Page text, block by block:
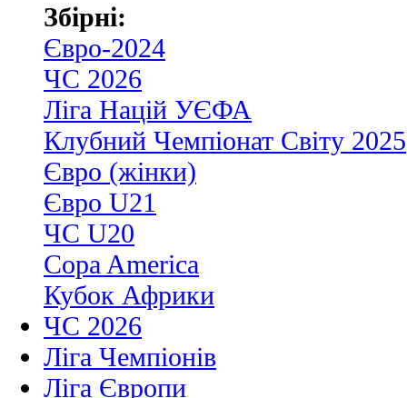
Збірні:
Євро-2024
ЧС 2026
Ліга Націй УЄФА
Клубний Чемпіонат Світу 2025
Євро (жінки)
Євро U21
ЧС U20
Copa America
Кубок Африки
ЧС 2026
Ліга Чемпіонів
Ліга Європи